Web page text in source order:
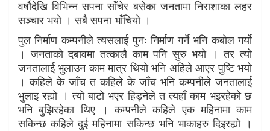
वर्षौदेखि विभिन्न सपना साँचेर बसेका जनतामा निराशाका लहर
सञ्चार भयो । सबै सपना भाँचियो ।
पुल निर्माण कम्पनीले त्यसलाई पुनः निर्माण गर्ने भनि कबोल गर्यो
। जनताको दबावमा तत्कालै काम पनि सुरु भयो । तर त्यो
जनतालाई भुलाउन काम मात्र थियो भनि अहिले आएर पुष्टि भयो
। कहिले के जाँच त कहिले के जाँच भनि कम्पनीले जनतालाई
भुलाइ रह्यो । त्यो बाटो भएर हिड्नेले त त्यहाँ काम भइरहेको छ
भनि बुझिरहेका थिए । कम्पनीले कहिले एक महिनामा काम
सकिन्छ कहिले दुई महिनामा सकिन्छ भनि भाकाहरु दिइरह्यो ।